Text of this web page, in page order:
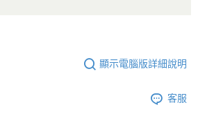
顯示電腦版詳細說明
客服